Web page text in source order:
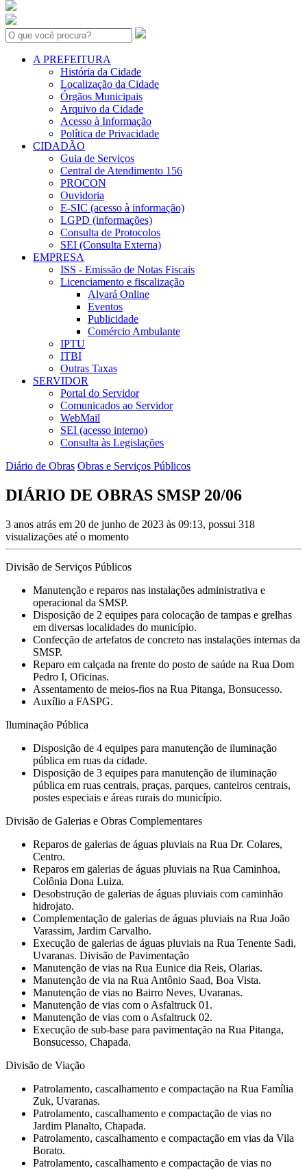
Search:
A PREFEITURA
História da Cidade
Localização da Cidade
Órgãos Municipais
Arquivo da Cidade
Acesso à Informação
Política de Privacidade
CIDADÃO
Guia de Serviços
Central de Atendimento 156
PROCON
Ouvidoria
E-SIC (acesso à informação)
LGPD (informações)
Consulta de Protocolos
SEI (Consulta Externa)
EMPRESA
ISS - Emissão de Notas Fiscais
Licenciamento e fiscalização
Alvará Online
Eventos
Publicidade
Comércio Ambulante
IPTU
ITBI
Outras Taxas
SERVIDOR
Portal do Servidor
Comunicados ao Servidor
WebMail
SEI (acesso interno)
Consulta às Legislações
Diário de Obras Obras e Serviços Públicos
DIÁRIO DE OBRAS SMSP 20/06
3 anos atrás em 20 de junho de 2023 às 09:13, possui 318
visualizações até o momento
Divisão de Serviços Públicos
Manutenção e reparos nas instalações administrativa e
operacional da SMSP.
Disposição de 2 equipes para colocação de tampas e grelhas
em diversas localidades do município.
Confecção de artefatos de concreto nas instalações internas da
SMSP.
Reparo em calçada na frente do posto de saúde na Rua Dom
Pedro I, Oficinas.
Assentamento de meios-fios na Rua Pitanga, Bonsucesso.
Auxílio a FASPG.
Iluminação Pública
Disposição de 4 equipes para manutenção de iluminação
pública em ruas da cidade.
Disposição de 3 equipes para manutenção de iluminação
pública em ruas centrais, praças, parques, canteiros centrais,
postes especiais e áreas rurais do município.
Divisão de Galerias e Obras Complementares
Reparos de galerias de águas pluviais na Rua Dr. Colares,
Centro.
Reparos em galerias de águas pluviais na Rua Caminhoa,
Colônia Dona Luiza.
Desobstrução de galerias de águas pluviais com caminhão
hidrojato.
Complementação de galerias de águas pluviais na Rua João
Varassim, Jardim Carvalho.
Execução de galerias de águas pluviais na Rua Tenente Sadi,
Uvaranas. Divisão de Pavimentação
Manutenção de vias na Rua Eunice dia Reis, Olarias.
Manutenção de via na Rua Antônio Saad, Boa Vista.
Manutenção de vias no Bairro Neves, Uvaranas.
Manutenção de vias com o Asfaltruck 01.
Manutenção de vias com o Asfaltruck 02.
Execução de sub-base para pavimentação na Rua Pitanga,
Bonsucesso, Chapada.
Divisão de Viação
Patrolamento, cascalhamento e compactação na Rua Família
Zuk, Uvaranas.
Patrolamento, cascalhamento e compactação de vias no
Jardim Planalto, Chapada.
Patrolamento, cascalhamento e compactação em vias da Vila
Borato.
Patrolamento, cascalhamento e compactação de vias no